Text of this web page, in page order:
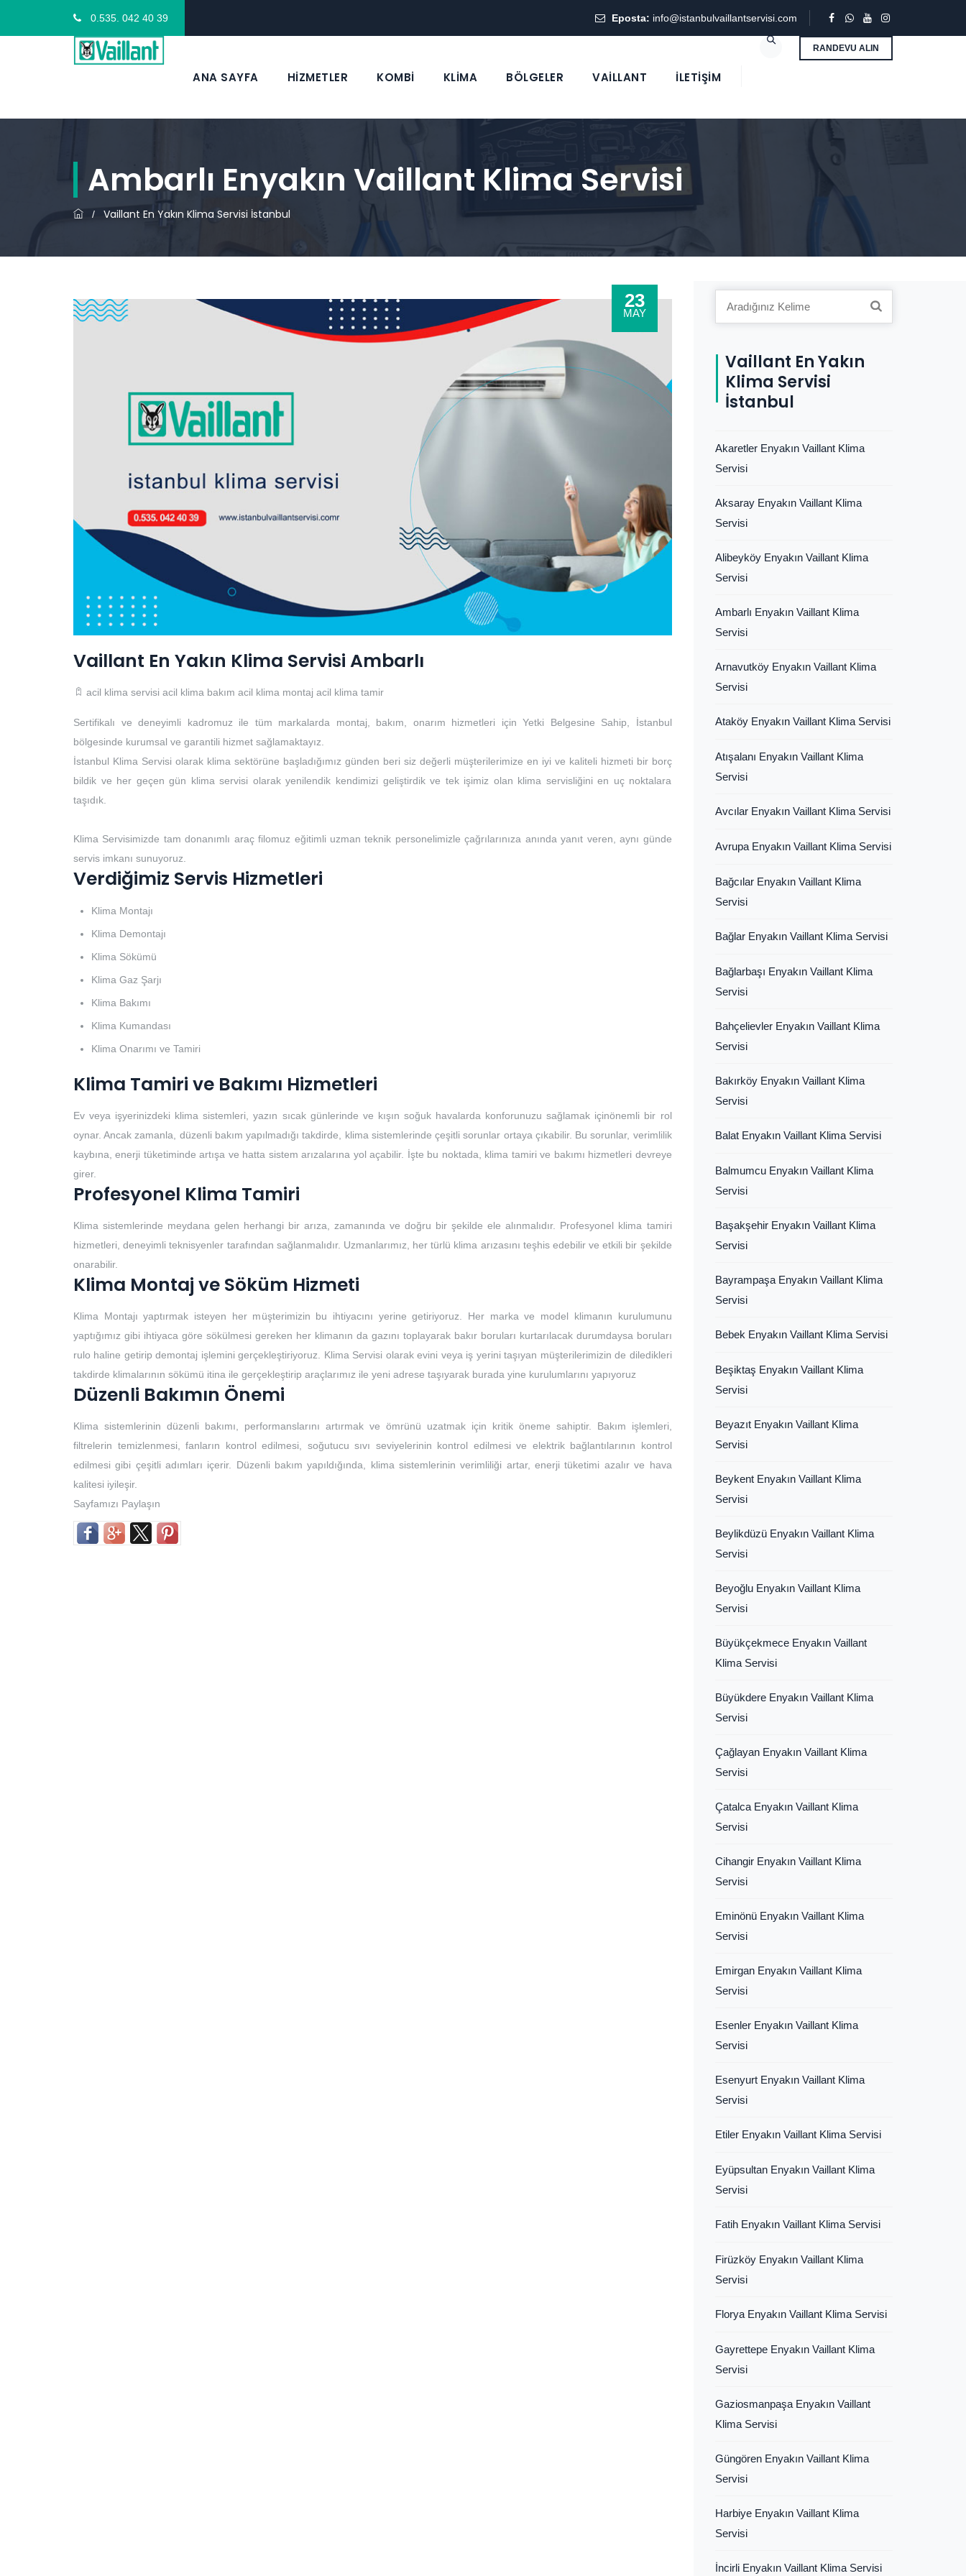
0.535. 042 40 39 Eposta: info@istanbulvaillantservisi.com
RANDEVU ALIN
ANA SAYFA HİZMETLER KOMBİ KLİMA BÖLGELER VAİLLANT İLETIŞIM
Ambarlı Enyakın Vaillant Klima Servisi
/ Vaillant En Yakın Klima Servisi İstanbul
23
MAY
Vaillant En Yakın Klima Servisi Ambarlı
acil klima servisi acil klima bakım acil klima montaj acil klima tamir
Sertifikalı ve deneyimli kadromuz ile tüm markalarda montaj, bakım, onarım hizmetleri için Yetki Belgesine Sahip, İstanbul
bölgesinde kurumsal ve garantili hizmet sağlamaktayız.
İstanbul Klima Servisi olarak klima sektörüne başladığımız günden beri siz değerli müşterilerimize en iyi ve kaliteli hizmeti bir borç
bildik ve her geçen gün klima servisi olarak yenilendik kendimizi geliştirdik ve tek işimiz olan klima servisliğini en uç noktalara
taşıdık.
Klima Servisimizde tam donanımlı araç filomuz eğitimli uzman teknik personelimizle çağrılarınıza anında yanıt veren, aynı günde
servis imkanı sunuyoruz.
Verdiğimiz Servis Hizmetleri
Klima Montajı
Klima Demontajı
Klima Sökümü
Klima Gaz Şarjı
Klima Bakımı
Klima Kumandası
Klima Onarımı ve Tamiri
Klima Tamiri ve Bakımı Hizmetleri
Ev veya işyerinizdeki klima sistemleri, yazın sıcak günlerinde ve kışın soğuk havalarda konforunuzu sağlamak içinönemli bir rol
oynar. Ancak zamanla, düzenli bakım yapılmadığı takdirde, klima sistemlerinde çeşitli sorunlar ortaya çıkabilir. Bu sorunlar, verimlilik
kaybına, enerji tüketiminde artışa ve hatta sistem arızalarına yol açabilir. İşte bu noktada, klima tamiri ve bakımı hizmetleri devreye
girer.
Profesyonel Klima Tamiri
Klima sistemlerinde meydana gelen herhangi bir arıza, zamanında ve doğru bir şekilde ele alınmalıdır. Profesyonel klima tamiri
hizmetleri, deneyimli teknisyenler tarafından sağlanmalıdır. Uzmanlarımız, her türlü klima arızasını teşhis edebilir ve etkili bir şekilde
onarabilir.
Klima Montaj ve Söküm Hizmeti
Klima Montajı yaptırmak isteyen her müşterimizin bu ihtiyacını yerine getiriyoruz. Her marka ve model klimanın kurulumunu
yaptığımız gibi ihtiyaca göre sökülmesi gereken her klimanın da gazını toplayarak bakır boruları kurtarılacak durumdaysa boruları
rulo haline getirip demontaj işlemini gerçekleştiriyoruz. Klima Servisi olarak evini veya iş yerini taşıyan müşterilerimizin de diledikleri
takdirde klimalarının sökümü itina ile gerçekleştirip araçlarımız ile yeni adrese taşıyarak burada yine kurulumlarını yapıyoruz
Düzenli Bakımın Önemi
Klima sistemlerinin düzenli bakımı, performanslarını artırmak ve ömrünü uzatmak için kritik öneme sahiptir. Bakım işlemleri,
filtrelerin temizlenmesi, fanların kontrol edilmesi, soğutucu sıvı seviyelerinin kontrol edilmesi ve elektrik bağlantılarının kontrol
edilmesi gibi çeşitli adımları içerir. Düzenli bakım yapıldığında, klima sistemlerinin verimliliği artar, enerji tüketimi azalır ve hava
kalitesi iyileşir.
Sayfamızı Paylaşın
Vaillant En Yakın
Klima Servisi
İstanbul
Akaretler Enyakın Vaillant Klima
Servisi
Aksaray Enyakın Vaillant Klima
Servisi
Alibeyköy Enyakın Vaillant Klima
Servisi
Ambarlı Enyakın Vaillant Klima
Servisi
Arnavutköy Enyakın Vaillant Klima
Servisi
Ataköy Enyakın Vaillant Klima Servisi
Atışalanı Enyakın Vaillant Klima
Servisi
Avcılar Enyakın Vaillant Klima Servisi
Avrupa Enyakın Vaillant Klima Servisi
Bağcılar Enyakın Vaillant Klima
Servisi
Bağlar Enyakın Vaillant Klima Servisi
Bağlarbaşı Enyakın Vaillant Klima
Servisi
Bahçelievler Enyakın Vaillant Klima
Servisi
Bakırköy Enyakın Vaillant Klima
Servisi
Balat Enyakın Vaillant Klima Servisi
Balmumcu Enyakın Vaillant Klima
Servisi
Başakşehir Enyakın Vaillant Klima
Servisi
Bayrampaşa Enyakın Vaillant Klima
Servisi
Bebek Enyakın Vaillant Klima Servisi
Beşiktaş Enyakın Vaillant Klima
Servisi
Beyazıt Enyakın Vaillant Klima
Servisi
Beykent Enyakın Vaillant Klima
Servisi
Beylikdüzü Enyakın Vaillant Klima
Servisi
Beyoğlu Enyakın Vaillant Klima
Servisi
Büyükçekmece Enyakın Vaillant
Klima Servisi
Büyükdere Enyakın Vaillant Klima
Servisi
Çağlayan Enyakın Vaillant Klima
Servisi
Çatalca Enyakın Vaillant Klima
Servisi
Cihangir Enyakın Vaillant Klima
Servisi
Eminönü Enyakın Vaillant Klima
Servisi
Emirgan Enyakın Vaillant Klima
Servisi
Esenler Enyakın Vaillant Klima
Servisi
Esenyurt Enyakın Vaillant Klima
Servisi
Etiler Enyakın Vaillant Klima Servisi
Eyüpsultan Enyakın Vaillant Klima
Servisi
Fatih Enyakın Vaillant Klima Servisi
Firüzköy Enyakın Vaillant Klima
Servisi
Florya Enyakın Vaillant Klima Servisi
Gayrettepe Enyakın Vaillant Klima
Servisi
Gaziosmanpaşa Enyakın Vaillant
Klima Servisi
Güngören Enyakın Vaillant Klima
Servisi
Harbiye Enyakın Vaillant Klima
Servisi
İncirli Enyakın Vaillant Klima Servisi